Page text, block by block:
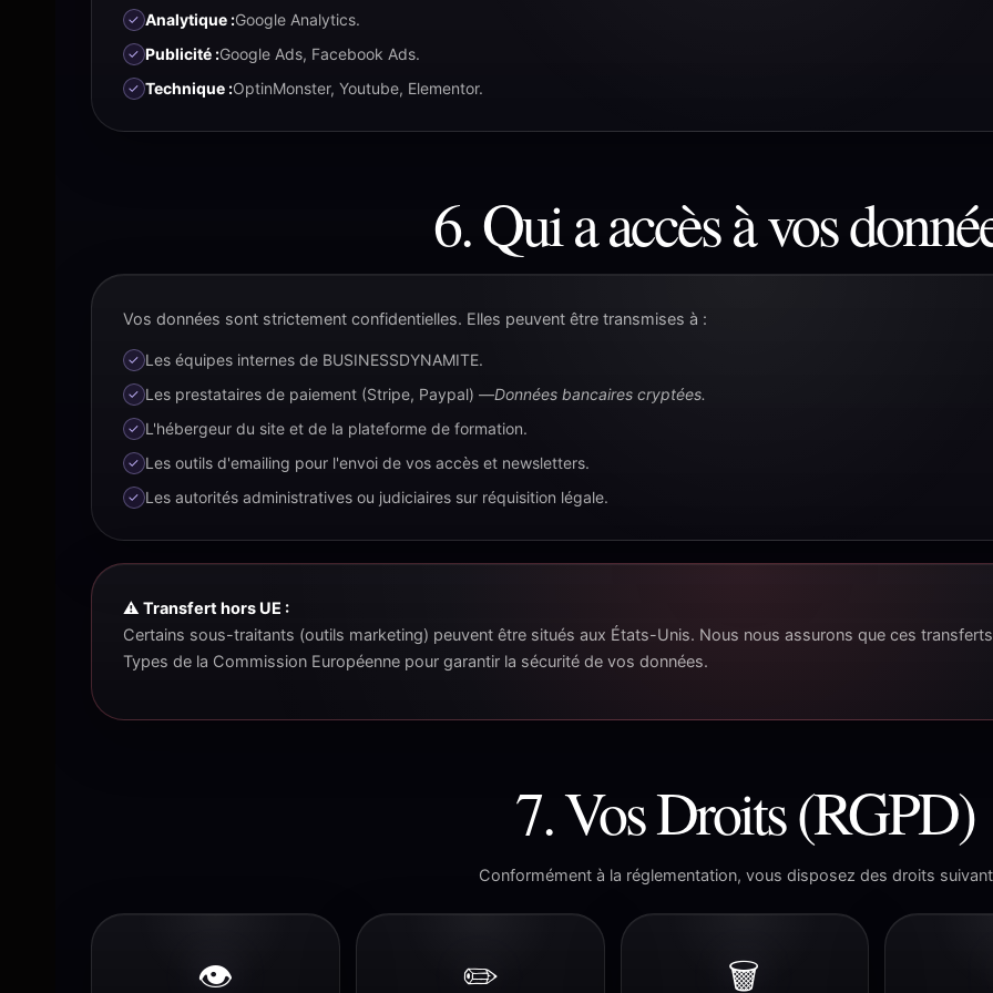
Analytique :Google Analytics.
Publicité :Google Ads, Facebook Ads.
Technique :OptinMonster, Youtube, Elementor.
6. Qui a accès à vos
Vos données sont strictement confidentielles. Elles peuvent être transmises à :
Les équipes internes de BUSINESSDYNAMITE.
Les prestataires de paiement (Stripe, Paypal) —Données bancaires cryptées.
L'hébergeur du site et de la plateforme de formation.
Les outils d'emailing pour l'envoi de vos accès et newsletters.
Les autorités administratives ou judiciaires sur réquisition légale.
⚠️ Transfert hors UE :
Certains sous-traitants (outils marketing) peuvent être situés aux États-Unis. Nous nous assurons que ces
Types de la Commission Européenne pour garantir la sécurité de vos données.
7. Vos Droits (RGPD)
Conformément à la réglementation, vous disposez des droits
👁️ ✏️ 🗑️